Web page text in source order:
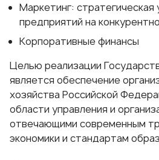
Маркетинг: стратегическая
предприятий на
Корпоративные финансы
Целью реализации
является обеспечение
хозяйства Российской
области управления и
отвечающими современным
экономики и стандартам